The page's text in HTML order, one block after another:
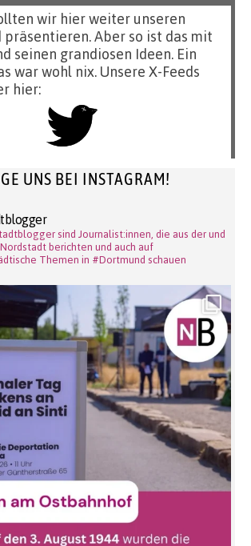
wir hier weiter unseren
Aber so ist das mit
seinen grandiosen Ideen. Ein
war wohl nix. Unsere X-Feeds
hier:
UNS BEI INSTAGRAM!
sind Journalist:innen, die aus der und
berichten und auch auf
Themen in #Dortmund schauen